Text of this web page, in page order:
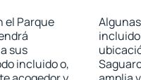
el Parque
sus
incluido o,